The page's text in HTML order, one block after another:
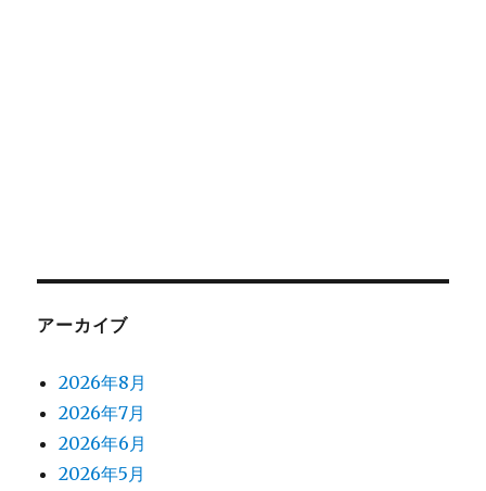
アーカイブ
2026年8月
2026年7月
2026年6月
2026年5月